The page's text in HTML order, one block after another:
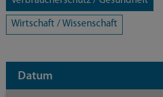
Wirtschaft / Wissenschaft
Datum